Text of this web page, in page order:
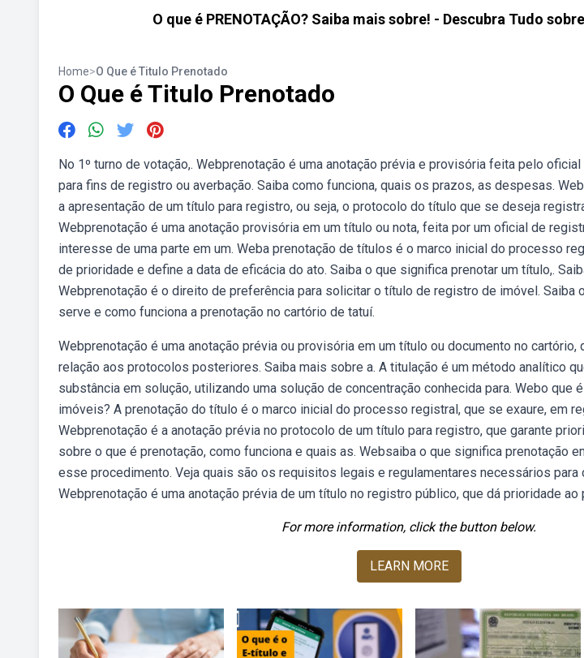
O que é PRENOTAÇÃO? Saiba mais sobre! - Descubra Tudo
Home>O Que é Titulo Prenotado
O Que é Titulo Prenotado
No 1º turno de votação,. Webprenotação é uma anotação prévia e provisória feita pelo
para fins de registro ou averbação. Saiba como funciona, quais os prazos, as despesas.
a apresentação de um título para registro, ou seja, o protocolo do título que se deseja
Webprenotação é uma anotação provisória em um título ou nota, feita por um oficial de
interesse de uma parte em um. Weba prenotação de títulos é o marco inicial do processo
de prioridade e define a data de eficácia do ato. Saiba o que significa prenotar um título,.
Webprenotação é o direito de preferência para solicitar o título de registro de imóvel. Saiba
serve e como funciona a prenotação no cartório de tatuí.
Webprenotação é uma anotação prévia ou provisória em um título ou documento no cartório,
relação aos protocolos posteriores. Saiba mais sobre a. A titulação é um método analítico
substância em solução, utilizando uma solução de concentração conhecida para. Webo que
imóveis? A prenotação do título é o marco inicial do processo registral, que se exaure, em
Webprenotação é a anotação prévia no protocolo de um título para registro, que garante
sobre o que é prenotação, como funciona e quais as. Websaiba o que significa prenotação
esse procedimento. Veja quais são os requisitos legais e regulamentares necessários para
Webprenotação é uma anotação prévia de um título no registro público, que dá prioridade ao
For more information, click the button below.
LEARN MORE